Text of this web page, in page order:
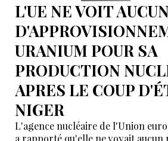
L'UE NE VOIT
URANIUM POUR SA
PRODUCTION
APRES LE COUP
NIGER
L'agence nucléaire de l'Union